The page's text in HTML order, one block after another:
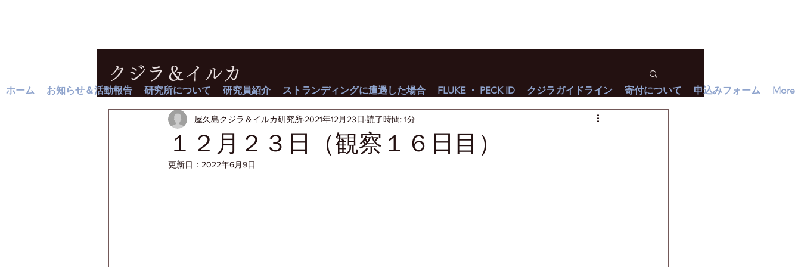
クジラ＆イルカ
１２月２３日（観察１６日目）
屋久島クジラ＆イルカ研究所 2021年12月23日 読了時間: 1分
更新日： 2022年6月9日
ホーム お知らせ＆活動報告 研究所について 研究員紹介 ストランディングに遭遇した場合 FLUKE ・ PECK ID クジラガイドライン 寄付について 申込みフォーム More